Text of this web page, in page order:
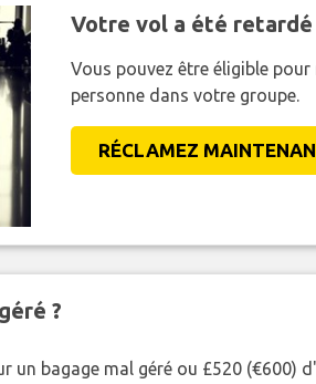
Votre vol a été retardé
Vous pouvez être éligible
personne dans votre groupe.
RÉCLAMEZ
?
un bagage mal géré ou £520